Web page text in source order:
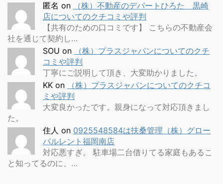
匿名 on
（株）不動産のデパートひろた 黒崎
店についてのクチコミや評判
【共有のための口コミです】 こちらの不動産会
社を通じて契約し…
SOU on
（株）プラスジャパンについてのクチ
コミや評判
丁寧にご説明して頂き、大変助かりました。
KK on
（株）プラスジャパンについてのクチコ
ミや評判
大変良かったです。親身になって対応頂きまし
た。
住人 on 0925548584は扶桑管理（株）グロー
バルレント福岡南店
対応悪すぎ。 駐車場二台借りてる家庭もあるこ
と知ってるのに、…